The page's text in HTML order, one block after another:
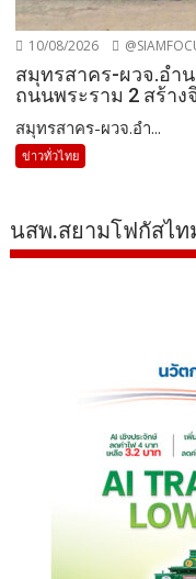
10/08/2026
สมุทรสาคร-ผวจ.อำ
ถนนพระราม 2 สร้าง
สมุทรสาคร-ผวจ.อำ...
ข่าวทั่วไทย
นสพ.สยามโฟกัสไท